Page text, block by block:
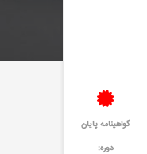
گواهینامه پایان
دوره: